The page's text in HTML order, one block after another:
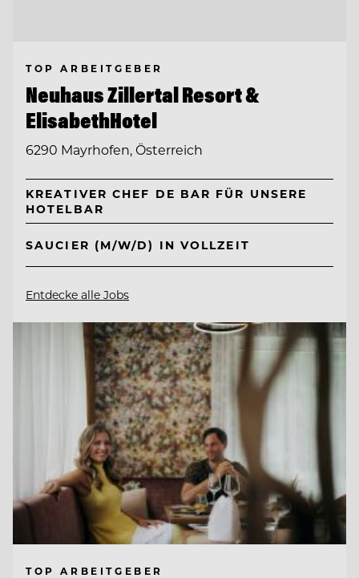
TOP ARBEITGEBER
Neuhaus Zillertal Resort &
ElisabethHotel
6290 Mayrhofen, Österreich
KREATIVER CHEF DE BAR FÜR UNSERE
HOTELBAR
SAUCIER (M/W/D) IN VOLLZEIT
Entdecke alle Jobs
TOP ARBEITGEBER